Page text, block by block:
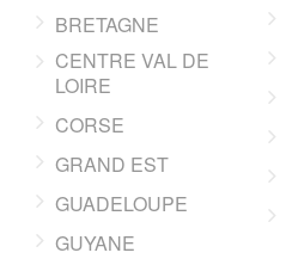
BRETAGNE
CENTRE VAL DE
LOIRE
CORSE
GRAND EST
GUADELOUPE
GUYANE